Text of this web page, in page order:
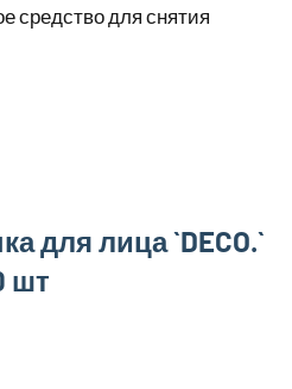
средство для снятия
для лица `DECO.`
шт